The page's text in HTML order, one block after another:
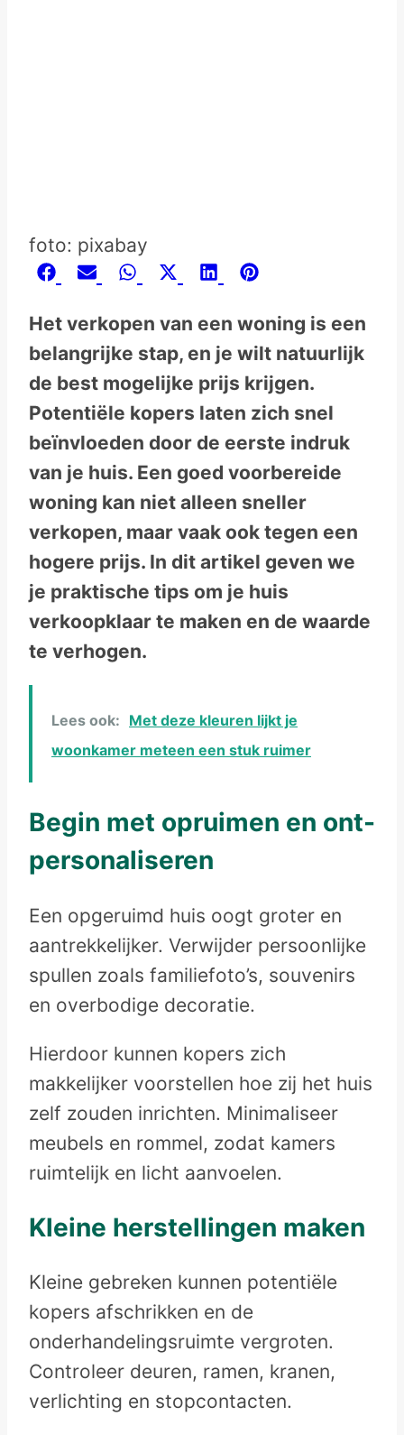
foto: pixabay
Share
Facebook
Share
Email
Share
WhatsApp
Share Share
LinkedIn
Share
Het verkopen van een woning is een
belangrijke stap, en je wilt natuurlijk
de best mogelijke prijs krijgen.
Potentiële kopers laten zich snel
beïnvloeden door de eerste indruk
van je huis. Een goed voorbereide
woning kan niet alleen sneller
verkopen, maar vaak ook tegen een
hogere prijs. In dit artikel geven we
je praktische tips om je huis
verkoopklaar te maken en de waarde
te verhogen.
Lees ook: Met deze kleuren lijkt je
woonkamer meteen een stuk ruimer
Begin met opruimen en ont-
personaliseren
Een opgeruimd huis oogt groter en
aantrekkelijker. Verwijder persoonlijke
spullen zoals familiefoto’s, souvenirs
en overbodige decoratie.
Hierdoor kunnen kopers zich
makkelijker voorstellen hoe zij het huis
zelf zouden inrichten. Minimaliseer
meubels en rommel, zodat kamers
ruimtelijk en licht aanvoelen.
Kleine herstellingen maken
Kleine gebreken kunnen potentiële
kopers afschrikken en de
onderhandelingsruimte vergroten.
Controleer deuren, ramen, kranen,
verlichting en stopcontacten.